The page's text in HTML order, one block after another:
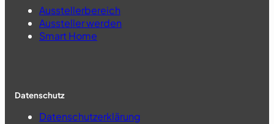
Ausstellerbereich
Aussteller werden
Smart Home
Datenschutz
Datenschutzerklärung